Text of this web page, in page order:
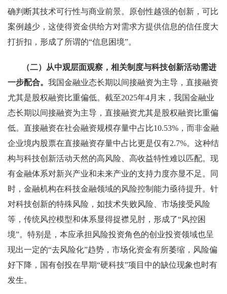
确判断其技术可行性与商业前景。原创性越强的创新，可比
案例越少，这使得资金供给方对需求方提供信息的信任度大
打折扣，形成了所谓的“信息困境”。
（二）从中观层面观察，相关制度与科技创新活动需进
一步配合。 我国金融业态长期以间接融资为主导，直接融资
尤其是股权融资比重偏低。截至2025年4月末，我国金融业
态长期以间接融资为主导，直接融资尤其是股权融资比重偏
低。直接融资在社会融资规模存量中占比10.53%，而非金融
企业境内股票在直接融资存量中占比更是仅有2.7%。这种结
构与科技创新活动天然的高风险、高收益特性难以匹配。现
有金融体系对新兴产业和未来产业的支持力度亦显不足。同
时，金融机构在科技金融领域的风险控制能力亟待提升。针
对科技创新的特殊风险，如技术失败风险、市场接受风险
等，传统风控模型和体系显得捉襟见肘，形成了“风控困
境”。特别是，本应承担风险投资角色的创业投资领域也呈
现出一定的“去风险化”趋势，市场化资金有所萎缩，风险偏
好下降，国有创投在早期“硬科技”项目中的缺位现象也时有
发生。